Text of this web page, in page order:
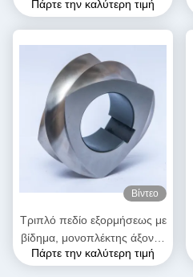
εξώθησης | Ανταλλακτικό
Πάρτε την καλύτερη τιμή
Βίντεο
Τριπλό πεδίο εξορμήσεως με
βίδημα, μονοπλέκτης άξονας
για την ανασύνθεση
Πάρτε την καλύτερη τιμή